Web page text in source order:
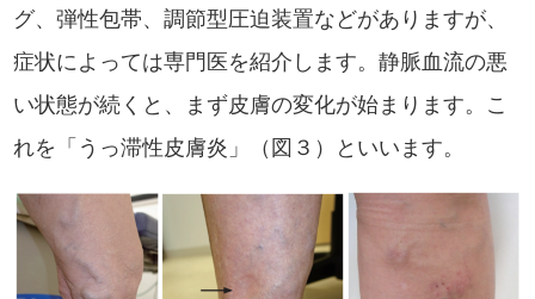
グ、弾性包帯、調節型圧迫装置などがありますが、
症状によっては専門医を紹介します。静脈血流の悪
い状態が続くと、まず皮膚の変化が始まります。こ
れを「うっ滞性皮膚炎」（図３）といいます。